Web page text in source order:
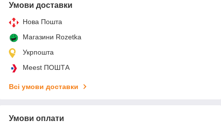
Умови доставки
Нова Пошта
Магазини Rozetka
Укрпошта
Meest ПОШТА
Всі умови доставки
Умови оплати